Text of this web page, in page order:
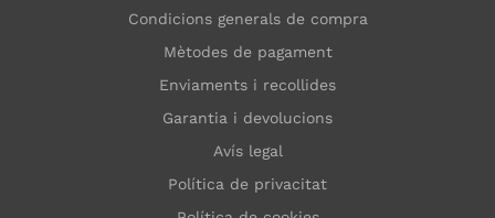
Condicions generals de compra
Mètodes de pagament
Enviaments i recollides
Garantia i devolucions
Avís legal
Política de privacitat